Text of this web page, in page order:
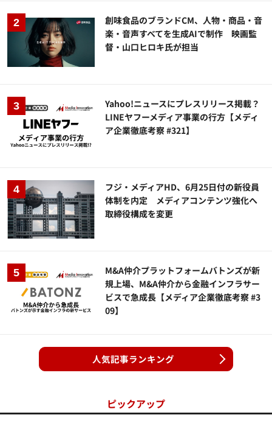
創味食品のブランドCM、人物・商品・音
楽・音声すべてを生成AIで制作 映画監
督・山口ヒロキ氏が担当
Yahoo!ニュースにプレスリリース掲載？
LINEヤフーメディア事業の行方【メディ
ア企業徹底考察 #321】
フジ・メディアHD、6月25日付の新役員
体制を内定 メディアコンテンツ強化へ
取締役構成を変更
M&A仲介プラットフォームバトンズが新
規上場、M&A仲介から金融インフラサー
ビスで急成長【メディア企業徹底考察 #3
09】
人気記事ランキング
ピックアップ